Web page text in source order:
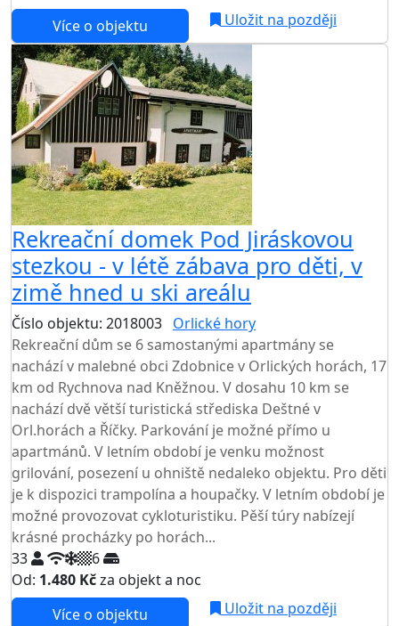
Více o objektu Uložit na později
Rekreační domek Pod Jiráskovou
stezkou - v létě zábava pro děti, v
zimě hned u ski areálu
Číslo objektu: 2018003 Orlické hory
Rekreační dům se 6 samostanými apartmány se
nachází v malebné obci Zdobnice v Orlických horách, 17
km od Rychnova nad Kněžnou. V dosahu 10 km se
nachází dvě větší turistická střediska Deštné v
Orl.horách a Říčky. Parkování je možné přímo u
apartmánů. V letním období je venku možnost
grilování, posezení u ohniště nedaleko objektu. Pro děti
je k dispozici trampolína a houpačky. V letním období je
možné provozovat cykloturistiku. Pěší túry nabízejí
krásné procházky po horách...
33
6
Od: 1.480 Kčza objekt a noc
Více o objektu
Uložit na později